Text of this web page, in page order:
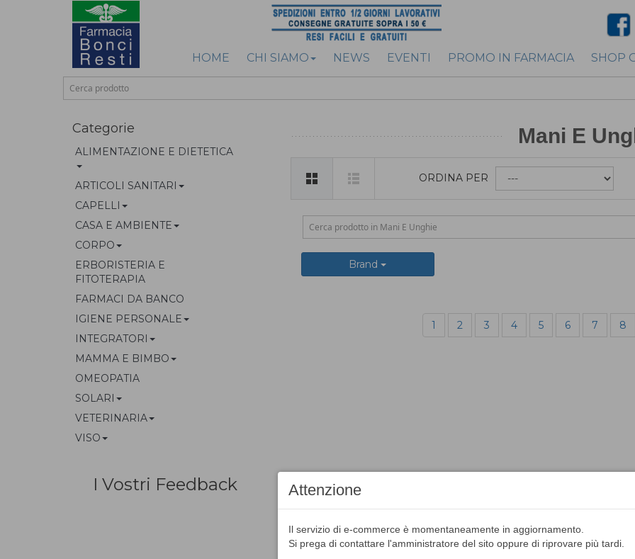
HOME CHI SIAMO NEWS EVENTI PROMO IN FARMACIA SHOP
Mani E
ORDINA PER
Brand
1 2 3 4 5 6 7 8
Categorie
ALIMENTAZIONE E DIETETICA
ARTICOLI SANITARI
CAPELLI
CASA E AMBIENTE
CORPO
ERBORISTERIA E
FITOTERAPIA
FARMACI DA BANCO
IGIENE PERSONALE
INTEGRATORI
MAMMA E BIMBO
OMEOPATIA
SOLARI
VETERINARIA
VISO
I Vostri Feedback Attenzione
Il servizio di e-commerce è momentaneamente in aggiornamento.
Si prega di contattare l'amministratore del sito oppure di riprovare più tardi.